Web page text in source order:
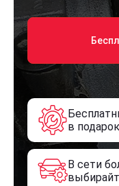
в подарок
В сети